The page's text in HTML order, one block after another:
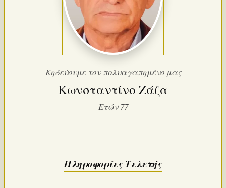
Κηδεύουμε τον πολυαγαπημένο μας
Κωνσταντίνο Ζάζα
Ετών 77
Πληροφορίες Τελετής